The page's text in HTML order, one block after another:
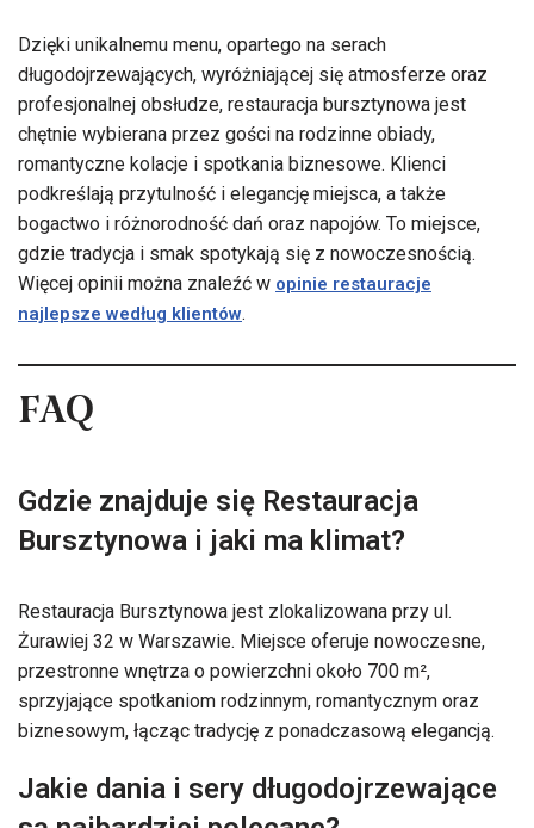
Dzięki unikalnemu menu, opartego na serach
długodojrzewających, wyróżniającej się atmosferze oraz
profesjonalnej obsłudze, restauracja bursztynowa jest
chętnie wybierana przez gości na rodzinne obiady,
romantyczne kolacje i spotkania biznesowe. Klienci
podkreślają przytulność i elegancję miejsca, a także
bogactwo i różnorodność dań oraz napojów. To miejsce,
gdzie tradycja i smak spotykają się z nowoczesnością.
Więcej opinii można znaleźć w opinie restauracje
najlepsze według klientów.
FAQ
Gdzie znajduje się Restauracja
Bursztynowa i jaki ma klimat?
Restauracja Bursztynowa jest zlokalizowana przy ul.
Żurawiej 32 w Warszawie. Miejsce oferuje nowoczesne,
przestronne wnętrza o powierzchni około 700 m²,
sprzyjające spotkaniom rodzinnym, romantycznym oraz
biznesowym, łącząc tradycję z ponadczasową elegancją.
Jakie dania i sery długodojrzewające